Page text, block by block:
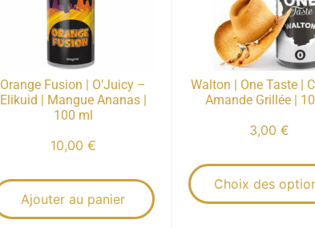
Orange Fusion | O’Juicy –
Elikuid | Mangue Ananas |
100 ml
10,00 €
Ajouter au panier
Walton | One Taste |
Amande Grillée |
3,00 €
Choix des